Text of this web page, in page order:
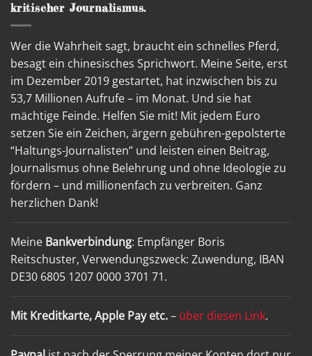
kritischer Journalismus.
Wer die Wahrheit sagt, braucht ein schnelles Pferd,
besagt ein chinesisches Sprichwort. Meine Seite, erst
im Dezember 2019 gestartet, hat inzwischen bis zu
53,7 Millionen Aufrufe – im Monat. Und sie hat
mächtige Feinde. Helfen Sie mit! Mit jedem Euro
setzen Sie ein Zeichen, ärgern gebühren-gepolsterte
“Haltungs-Journalisten” und leisten einen Beitrag,
Journalismus ohne Belehrung und ohne Ideologie zu
fördern – und millionenfach zu verbreiten. Ganz
herzlichen Dank!
Meine Bankverbindung: Empfänger Boris
Reitschuster, Verwendungszweck: Zuwendung, IBAN
DE30 6805 1207 0000 3701 71.
Mit Kreditkarte, Apple Pay etc.– über diesen Link.